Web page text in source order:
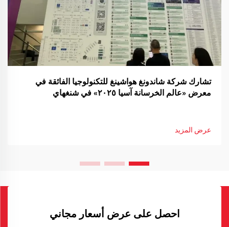
تشارك شركة شاندونغ هواشينغ للتكنولوجيا الفائقة في
معرض «عالم الخرسانة آسيا ٢٠٢٥» في شنغهاي
عرض المزيد
احصل على عرض أسعار مجاني